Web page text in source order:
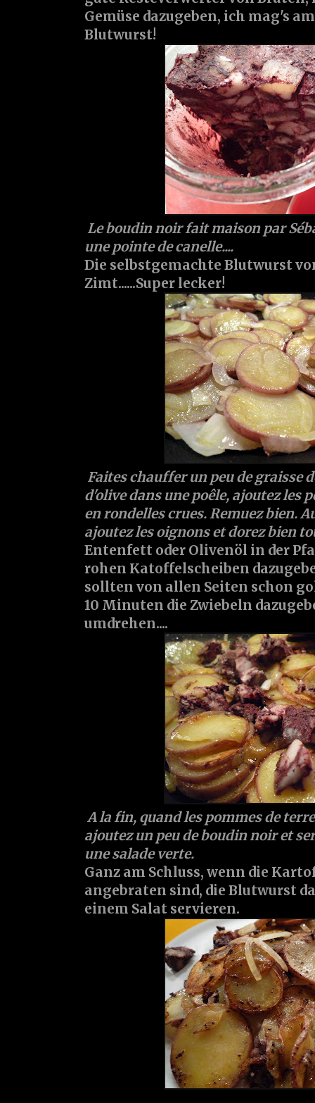
Gemüse dazugeben, ich mag's
Blutwurst!
Le boudin noir fait maison par
une pointe de canelle....
Die selbstgemachte Blutwurst
Zimt......Super lecker!
Faites chauffer un peu de graisse
d'olive dans une poêle, ajoutez les
en rondelles crues. Remuez bien.
ajoutez les oignons et dorez bien
Entenfett oder Olivenöl in der
rohen Katoffelscheiben
sollten von allen Seiten schon
10 Minuten die Zwiebeln
umdrehen....
A la fin, quand les pommes de
ajoutez un peu de boudin noir et
une salade verte.
Ganz am Schluss, wenn die
angebraten sind, die Blutwurst
einem Salat servieren.